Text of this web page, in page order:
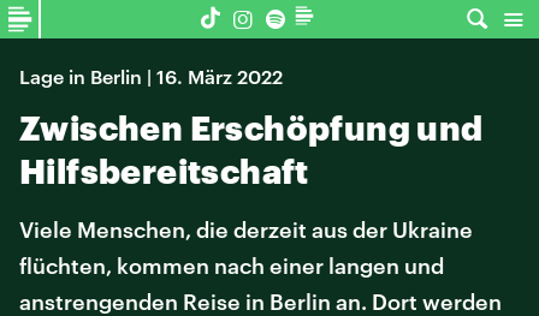
Lage in Berlin | 16. März 2022
Zwischen Erschöpfung und
Hilfsbereitschaft
Viele Menschen, die derzeit aus der Ukraine
flüchten, kommen nach einer langen und
anstrengenden Reise in Berlin an. Dort werden